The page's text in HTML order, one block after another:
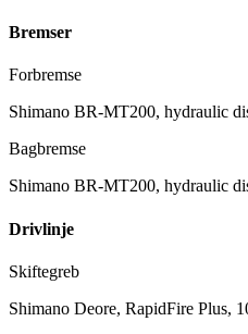
Bremser
Forbremse
Shimano BR-MT200, hydraulic
Bagbremse
Shimano BR-MT200, hydraulic
Drivlinje
Skiftegreb
Shimano Deore, RapidFire Plus,